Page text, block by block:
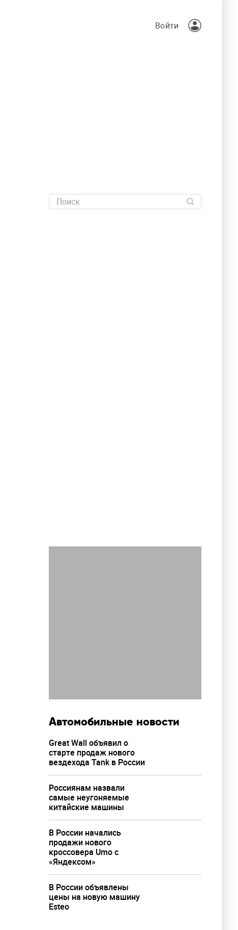
Войти
Автомобильные новости
Great Wall объявил о
старте продаж нового
вездехода Tank в России
Россиянам назвали
самые неугоняемые
китайские машины
В России начались
продажи нового
кроссовера Umo с
«Яндексом»
В России объявлены
цены на новую машину
Esteo